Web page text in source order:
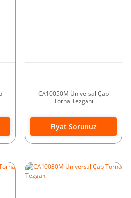
CA10050M Üniversal Çap
Torna Tezgahı
Fiyat Sorunuz